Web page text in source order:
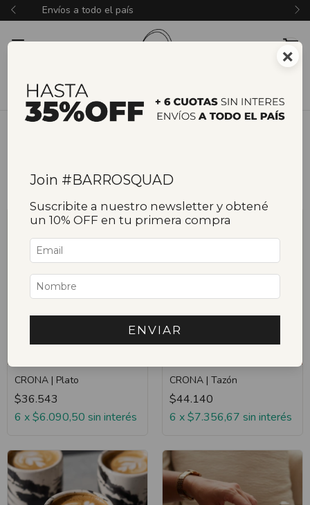
3 y 6 cuotas sin interés
Ordenar
Filtrar
CRONA | Plato
$36.543
6 x$6.090,50 sin interés
CRONA | Tazón
$44.140
6 x$7.356,67 sin interés
×
Join #BARROSQUAD
Suscribite a nuestro newsletter y obtené
un 10% OFF en tu primera compra
ENVIAR